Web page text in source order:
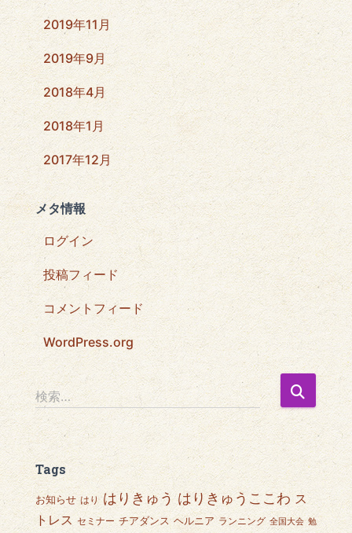
2019年11月
2019年9月
2018年4月
2018年1月
2017年12月
メタ情報
ログイン
投稿フィード
コメントフィード
WordPress.org
検
索
:
検索…
Tags
お知らせ はり はりきゅう はりきゅうここわ ス
トレス セミナー チアダンス ヘルニア ランニング 全国大会 勉